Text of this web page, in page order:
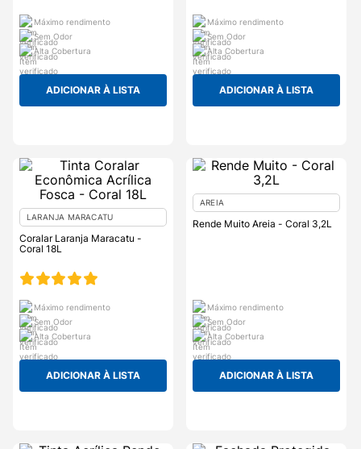
Máximo rendimento
Sem Odor
Alta Cobertura
ADICIONAR À LISTA
Máximo rendimento
Sem Odor
Alta Cobertura
ADICIONAR À LISTA
LARANJA MARACATU
Coralar Laranja Maracatu -
Coral 18L
Máximo rendimento
Sem Odor
Alta Cobertura
ADICIONAR À LISTA
AREIA
Rende Muito Areia - Coral 3,2L
Máximo rendimento
Sem Odor
Alta Cobertura
ADICIONAR À LISTA